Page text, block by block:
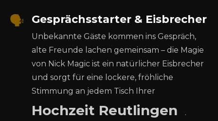
🗣️ Gesprächsstarter & Eisbrecher
Unbekannte Gäste kommen ins Gespräch,
alte Freunde lachen gemeinsam – die Magie
von Nick Magic ist ein natürlicher Eisbrecher
und sorgt für eine lockere, fröhliche
Stimmung an jedem Tisch Ihrer
Hochzeit Reutlingen .